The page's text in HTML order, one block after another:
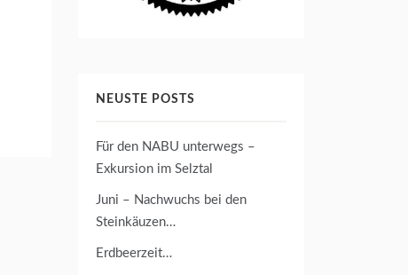
NEUSTE POSTS
Für den NABU unterwegs –
Exkursion im Selztal
Juni – Nachwuchs bei den
Steinkäuzen…
Erdbeerzeit…